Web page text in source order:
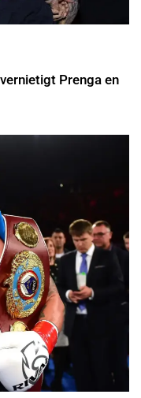
Prenga en